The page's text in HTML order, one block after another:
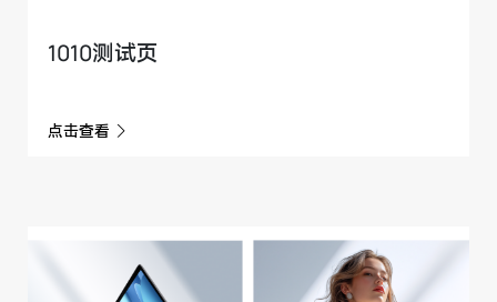
1010测试页
点击查看